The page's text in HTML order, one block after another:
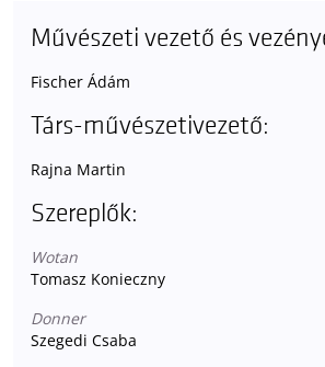
Művészeti vezető és
Fischer Ádám
Társ-művészetivezető:
Rajna Martin
Szereplők:
Wotan
Tomasz Konieczny
Donner
Szegedi Csaba